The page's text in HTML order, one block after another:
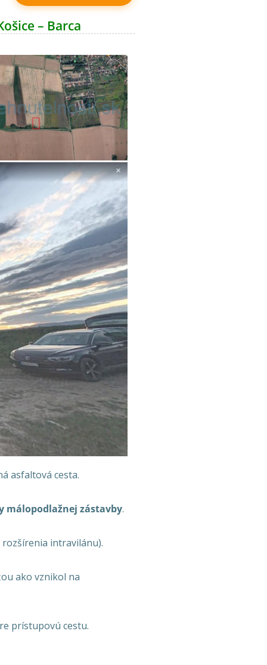
– Barca
asfaltová cesta.
málopodlažnej zástavby.
rozšírenia intravilánu).
ako vznikol na
prístupovú cestu.